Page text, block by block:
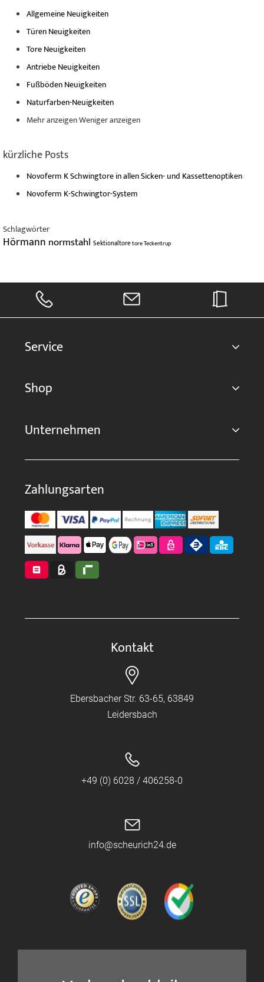
Allgemeine Neuigkeiten
Türen Neuigkeiten
Tore Neuigkeiten
Antriebe Neuigkeiten
Fußböden Neuigkeiten
Naturfarben-Neuigkeiten
Mehr anzeigenWeniger anzeigen
kürzliche Posts
Novoferm K Schwingtore in allen Sicken- und Kassettenoptiken
Novoferm K-Schwingtor-System
Schlagwörter
Hörmann normstahl SektionaltoretoreTeckentrup
Service
Shop
Unternehmen
Zahlungsarten
Kontakt
Ebersbacher Str. 63-65, 63849
Leidersbach
+49 (0) 6028 / 406258-0
info@scheurich24.de